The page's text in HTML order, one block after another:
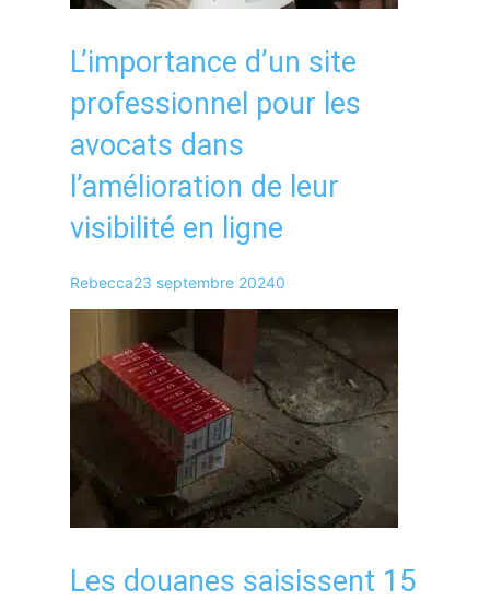
L’importance d’un site
professionnel pour les
avocats dans
l’amélioration de leur
visibilité en ligne
Rebecca23 septembre 20240
Les douanes saisissent 15